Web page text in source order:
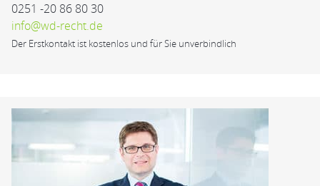
0251 -20 86 80 30
info@wd-recht.de
Der Erstkontakt ist kostenlos und für Sie unverbindlich